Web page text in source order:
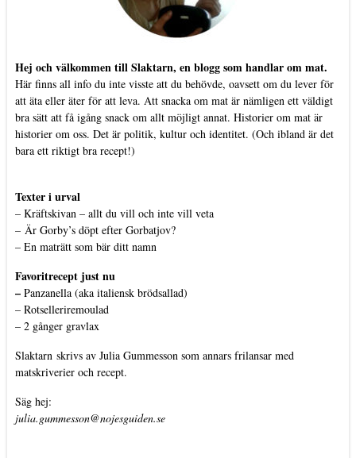
Hej och välkommen till Slaktarn, en blogg som handlar om mat.
Här finns all info du inte visste att du behövde, oavsett om du lever för
att äta eller äter för att leva. Att snacka om mat är nämligen ett väldigt
bra sätt att få igång snack om allt möjligt annat. Historier om mat är
historier om oss. Det är politik, kultur och identitet. (Och ibland är det
bara ett riktigt bra recept!)
Texter i urval
– Kräftskivan – allt du vill och inte vill veta
– Är Gorby’s döpt efter Gorbatjov?
– En maträtt som bär ditt namn
Favoritrecept just nu
– Panzanella (aka italiensk brödsallad)
– Rotselleriremoulad
– 2 gånger gravlax
Slaktarn skrivs av Julia Gummesson som annars frilansar med
matskriverier och recept.
Säg hej:
julia.gummesson@nojesguiden.se